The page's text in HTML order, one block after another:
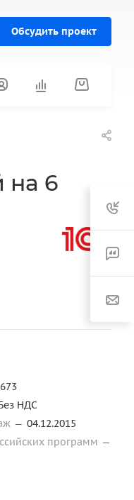
Обсудить проект
на 6
НДС
— 04.12.2015
программ —